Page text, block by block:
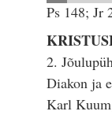
Ps 148; Jr
2.
Diakon ja
Karl